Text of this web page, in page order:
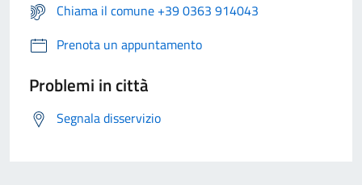
Chiama il comune +39 0363 914043
Prenota un appuntamento
Problemi in città
Segnala disservizio